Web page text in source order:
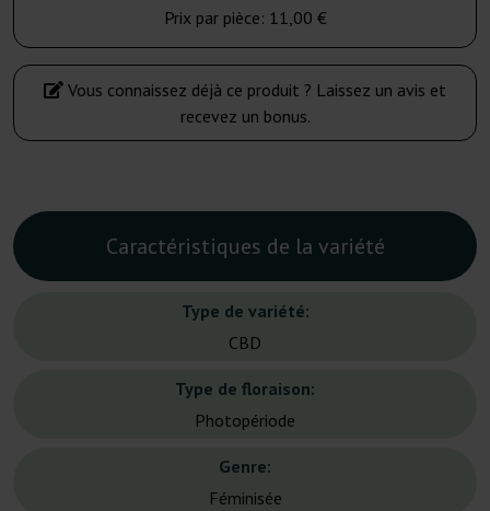
Prix par pièce: 11,00 €
Vous connaissez déjà ce produit ? Laissez un avis et
recevez un bonus.
Caractéristiques de la variété
Type de variété:
CBD
Type de floraison:
Photopériode
Genre:
Féminisée